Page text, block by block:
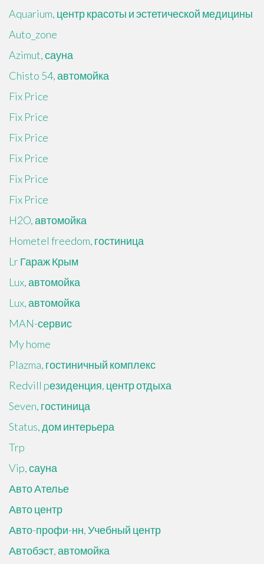
Aquarium, центр красоты и эстетической медицины
Auto_zone
Azimut, сауна
Chisto 54, автомойка
Fix Price
Fix Price
Fix Price
Fix Price
Fix Price
Fix Price
H2O, автомойка
Hometel freedom, гостиница
Lr Гараж Крым
Lux, автомойка
Lux, автомойка
MAN-сервис
My home
Plazma, гостиничный комплекс
Redvill pезиденция, центр отдыха
Seven, гостиница
Status, дом интерьера
Trp
Vip, сауна
Авто Ателье
Авто центр
Авто-профи-нн, Учебный центр
Автобэст, автомойка